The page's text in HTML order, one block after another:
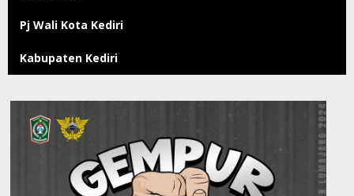
Pj Wali Kota Kediri
Kabupaten Kediri